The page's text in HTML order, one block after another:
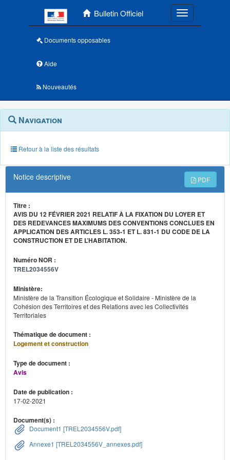
Bulletin Officiel Toggle
Documents opposables
Aide
Nouveautés
Navigation
outils
annexes
Menu
contextuel
Navigation
Retour à la liste des résultats
Notice descriptive PDF
Titre :
AVIS DU 12 FÉVRIER 2021 RELATIF À LA FIXATION DU LOYER ET
DES REDEVANCES MAXIMUMS DES CONVENTIONS CONCLUES EN
APPLICATION DES ARTICLES L. 353-1 ET L. 831-1 DU CODE DE LA
CONSTRUCTION ET DE L’HABITATION.
Numéro NOR :
TREL2034556V
Ministère:
Ministère de la Transition Écologique et Solidaire - Ministère de la
Cohésion des Territoires et des Relations avec les Collectivités
Territoriales
Thématique de document :
Logement et construction
Type de document :
Avis
Date de publication :
17-02-2021
Document(s) :
Document1 [TREL2034556V.pdf]
Annexe1 [TREL2034556V_annexes.pdf]